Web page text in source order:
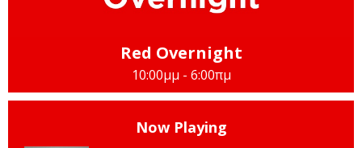
Red Overnight
10:00μμ - 6:00πμ
Now Playing